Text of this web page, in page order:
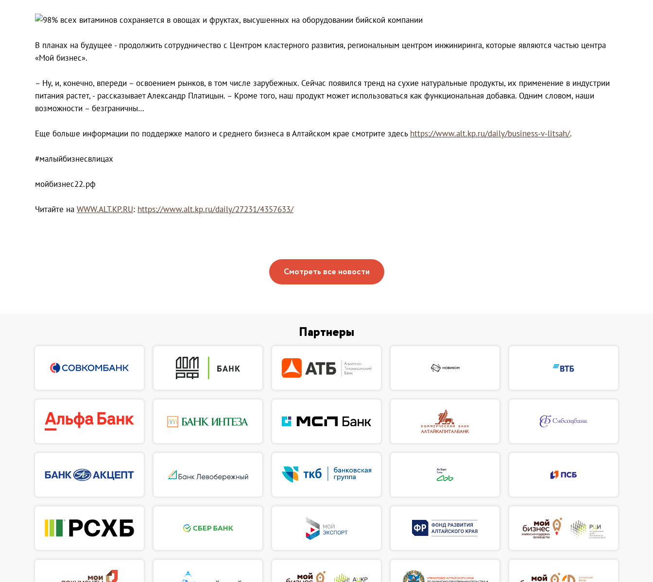
В планах на будущее - продолжить сотрудничество с Центром кластерного развития, региональным центром инжиниринга, которые являются частью центра
«Мой бизнес».
– Ну, и, конечно, впереди – освоением рынков, в том числе зарубежных. Сейчас появился тренд на сухие натуральные продукты, их применение в индустрии
питания растет, - рассказывает Александр Платицын. – Кроме того, наш продукт может использоваться как функциональная добавка. Одним словом, наши
возможности – безграничны…
Еще больше информации по поддержке малого и среднего бизнеса в Алтайском крае смотрите здесь https://www.alt.kp.ru/daily/business-v-litsah/.
#малыйбизнесвлицах
мойбизнес22.рф
Читайте на WWW.ALT.KP.RU: https://www.alt.kp.ru/daily/27231/4357633/
Смотреть все новости
Партнеры